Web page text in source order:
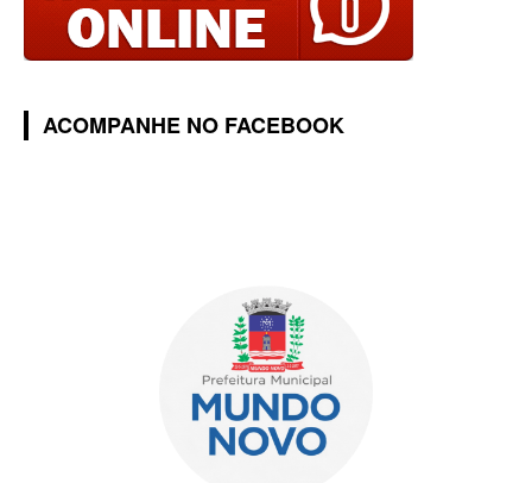
ACOMPANHE NO FACEBOOK